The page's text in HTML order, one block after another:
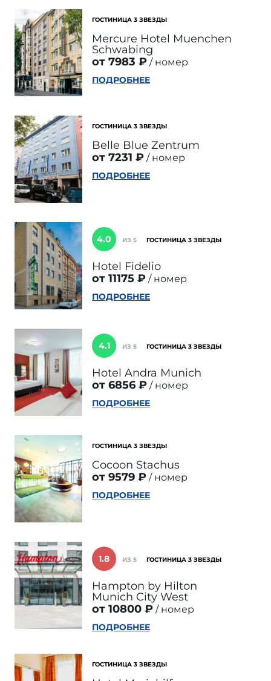
ГОСТИНИЦА 3 ЗВЕЗДЫ
Mercure Hotel Muenchen
Schwabing
от 7983 ₽
номер
ПОДРОБНЕЕ
ГОСТИНИЦА 3 ЗВЕЗДЫ
Belle Blue Zentrum
от 7231 ₽
номер
ПОДРОБНЕЕ
4.0 ИЗ 5 ГОСТИНИЦА 3 ЗВЕЗДЫ
Hotel Fidelio
от 11175 ₽
номер
ПОДРОБНЕЕ
4.1 ИЗ 5 ГОСТИНИЦА 3 ЗВЕЗДЫ
Hotel Andra Munich
от 6856 ₽
номер
ПОДРОБНЕЕ
ГОСТИНИЦА 3 ЗВЕЗДЫ
Cocoon Stachus
от 9579 ₽
номер
ПОДРОБНЕЕ
1.8 ИЗ 5 ГОСТИНИЦА 3 ЗВЕЗДЫ
Hampton by Hilton
Munich City West
от 10800 ₽
номер
ПОДРОБНЕЕ
ГОСТИНИЦА 3 ЗВЕЗДЫ